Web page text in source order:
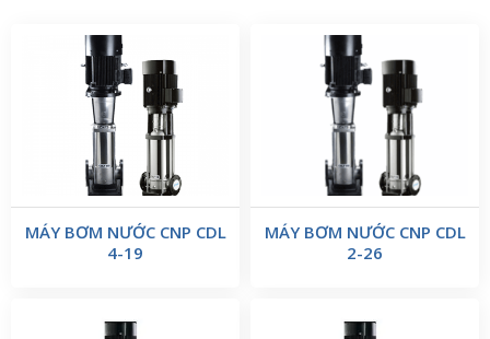
MÁY BƠM NƯỚC CNP CDL
4-19
MÁY BƠM NƯỚC CNP CDL
2-26